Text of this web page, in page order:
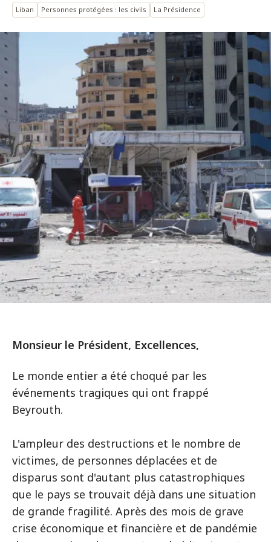
Liban Personnes protégées : les civils La Présidence
Monsieur le Président, Excellences,
Le monde entier a été choqué par les
événements tragiques qui ont frappé
Beyrouth.
L'ampleur des destructions et le nombre de
victimes, de personnes déplacées et de
disparus sont d'autant plus catastrophiques
que le pays se trouvait déjà dans une situation
de grande fragilité. Après des mois de grave
crise économique et financière et de pandémie